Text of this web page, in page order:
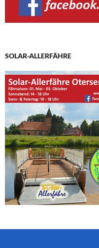
SOLAR-ALLERFÄHRE